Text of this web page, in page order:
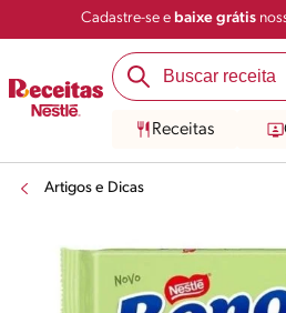
Cadastre-se e baixe grátis
Receitas
Artigos e Dicas